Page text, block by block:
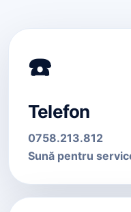
☎️
Telefon
0758.213.812
Sună pentru